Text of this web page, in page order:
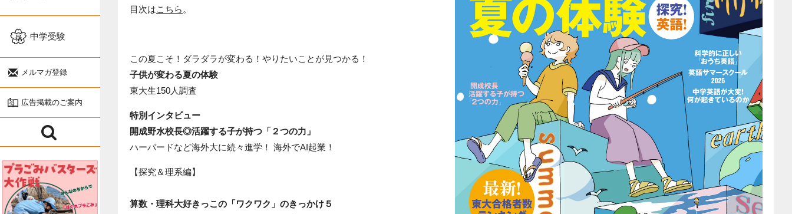
中学受験
メルマガ登録
広告掲載のご案内
目次はこちら 。
この夏こそ！ダラダラが変わる！やりたいことが見つかる！
子供が変わる夏の体験
東大生150人調査
特別インタビュー
開成野水校長◎活躍する子が持つ「２つの力」
ハーバードなど海外大に続々進学！ 海外でAI起業！
【探究＆理系編】
算数・理科大好きっこの「ワクワク」のきっかけ５